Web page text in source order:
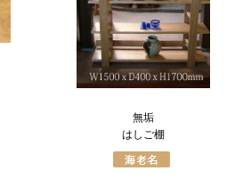
無垢
はしご棚